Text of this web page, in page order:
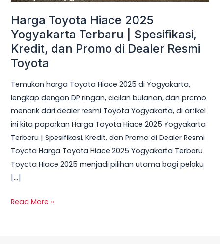
Harga Toyota Hiace 2025
Yogyakarta Terbaru | Spesifikasi,
Kredit, dan Promo di Dealer Resmi
Toyota
Temukan harga Toyota Hiace 2025 di Yogyakarta,
lengkap dengan DP ringan, cicilan bulanan, dan promo
menarik dari dealer resmi Toyota Yogyakarta, di artikel
ini kita paparkan Harga Toyota Hiace 2025 Yogyakarta
Terbaru | Spesifikasi, Kredit, dan Promo di Dealer Resmi
Toyota Harga Toyota Hiace 2025 Yogyakarta Terbaru
Toyota Hiace 2025 menjadi pilihan utama bagi pelaku
[…]
Spesifikasi,
Kredit,
dan
Promo
di
Dealer
Resmi
Toyota
Read More »